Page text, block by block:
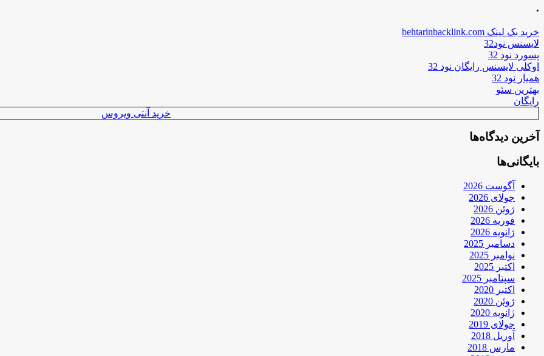
.
خرید بک لینک behtarinbacklink.com
لایسنس نود32
پسورد نود 32
اوکلی لایسنس رایگان نود 32
همیار نود 32
بهترین سئو
رایگان
خرید آنتی ویروس
آخرین دیدگاه‌ها
بایگانی‌ها
آگوست 2026
جولای 2026
ژوئن 2026
فوریه 2026
ژانویه 2026
دسامبر 2025
نوامبر 2025
اکتبر 2025
سپتامبر 2025
اکتبر 2020
ژوئن 2020
ژانویه 2020
جولای 2019
آوریل 2018
مارس 2018